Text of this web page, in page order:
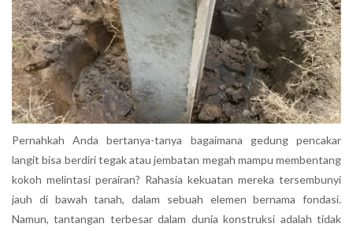
Pernahkah Anda bertanya-tanya bagaimana gedung pencakar
langit bisa berdiri tegak atau jembatan megah mampu membentang
kokoh melintasi perairan? Rahasia kekuatan mereka tersembunyi
jauh di bawah tanah, dalam sebuah elemen bernama fondasi.
Namun, tantangan terbesar dalam dunia konstruksi adalah tidak